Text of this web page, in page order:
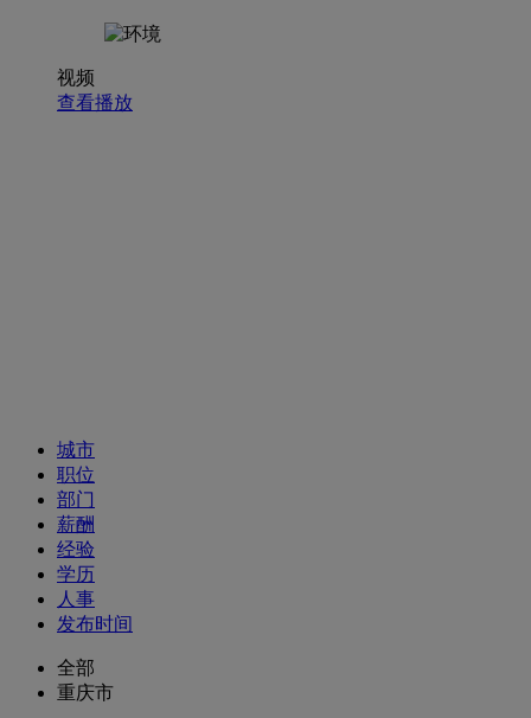
视频
查看播放
城市
职位
部门
薪酬
经验
学历
人事
发布时间
全部
重庆市